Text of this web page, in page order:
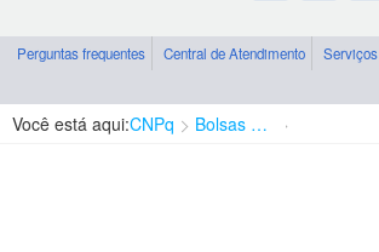
Perguntas frequentes Central de Atendimento Serviços
Você está aqui:CNPq Bolsas e Auxílios Vigentes